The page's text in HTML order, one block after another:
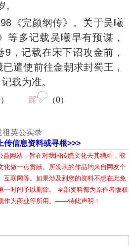
完颜纲传》。关于吴曦
等多记载吴曦早有预谋，
9，记载在宋下诏攻金前，
遣使前往金朝求封蜀王，
载为准。
） 踩 （0）
祖英公实录
传信息资料或寻根>>>
网站，旨在对我国传统文化去其糟粕，取
化做一点贡献。所发表的作品均来自网友个
互联网等。如果涉及到您的资料不想在此免
一时间予以删除。 全部资料都为原作者版权
作为商业等所用。——特此声明！